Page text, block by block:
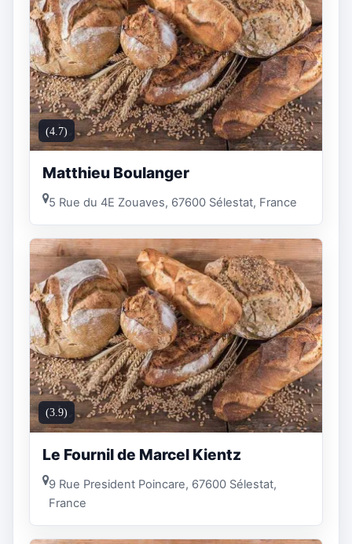
(4.7)
Matthieu Boulanger
5 Rue du 4E Zouaves, 67600 Sélestat, France
(3.9)
Le Fournil de Marcel Kientz
9 Rue President Poincare, 67600 Sélestat,
France